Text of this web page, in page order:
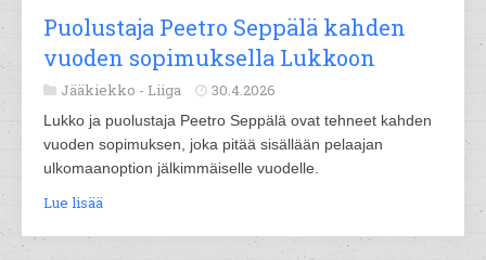
Puolustaja Peetro Seppälä kahden
vuoden sopimuksella Lukkoon
Jääkiekko - Liiga 30.4.2026
Lukko ja puolustaja Peetro Seppälä ovat tehneet kahden
vuoden sopimuksen, joka pitää sisällään pelaajan
ulkomaanoption jälkimmäiselle vuodelle.
Lue lisää